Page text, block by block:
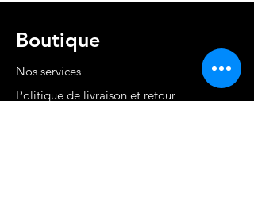
Boutique
Nos services
Politique de livraison et retour